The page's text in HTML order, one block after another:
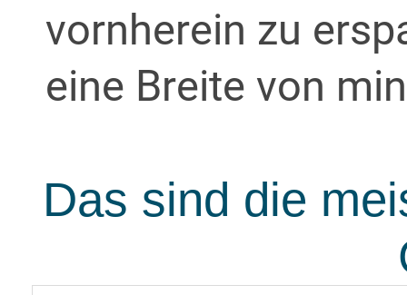
vornherein zu
eine Breite von
Das sind die